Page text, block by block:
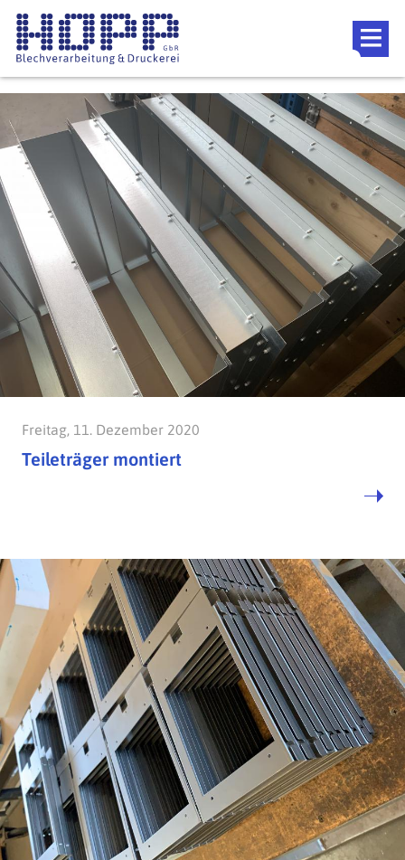
Direkt zum Inhalt
Freitag, 11. Dezember 2020
Teileträger montiert